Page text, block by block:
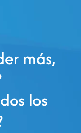
más,
los